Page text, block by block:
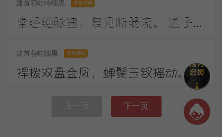
建首萌蛙特细黑 零售字体
常经绝脉塞，复见断肠流。 送子成今别，令人起昔愁。 陇云晴半雨，边草夏先秋。 万里长城寄，无贻汉国忧。
建首萌蛙细黑 零售字体
捍拨双盘金凤，蝉鬓玉钗摇动。画堂前，人不语，弦解语。弹到昭君怨处，翠蛾愁，不抬头。
下一页